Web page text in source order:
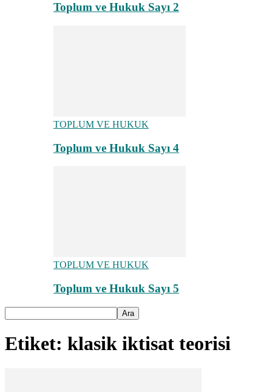
Toplum ve Hukuk Sayı 2
TOPLUM VE HUKUK
Toplum ve Hukuk Sayı 4
TOPLUM VE HUKUK
Toplum ve Hukuk Sayı 5
Etiket: klasik iktisat teorisi